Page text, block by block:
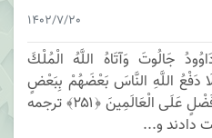
1402/7/20
جَالُوتَ وَآتَاهُ اللَّهُ الْمُلْكَ
دَفْعُ اللَّهِ النَّاسَ بَعْضَهُمْ بِبَعْضٍ
لَفَسَدَتِ الْأَرْضُ وَلَكِنَّ اللَّهَ ذُو فَضْلٍ عَلَى الْعَالَمِينَ ﴿۲۵۱﴾ ترجمه
دادند و...